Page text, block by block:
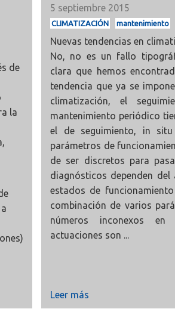
de
la
5 septiembre 2015
CLIMATIZACIÓN mantenimiento
Nuevas tendencias en
No, no es un fallo
clara que hemos
tendencia que ya se
climatización, el
mantenimiento periódico
el de seguimiento, in
parámetros de
de ser discretos para
diagnósticos dependen
estados de
combinación de varios
números inconexos
actuaciones son ...
Leer más